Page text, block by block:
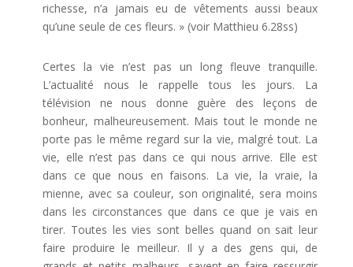
richesse, n’a jamais eu de vêtements aussi beaux
qu’une seule de ces fleurs. » (voir Matthieu 6.28ss)
Certes la vie n’est pas un long fleuve tranquille.
L’actualité nous le rappelle tous les jours. La
télévision ne nous donne guère des leçons de
bonheur, malheureusement. Mais tout le monde ne
porte pas le même regard sur la vie, malgré tout. La
vie, elle n’est pas dans ce qui nous arrive. Elle est
dans ce que nous en faisons. La vie, la vraie, la
mienne, avec sa couleur, son originalité, sera moins
dans les circonstances que dans ce que je vais en
tirer. Toutes les vies sont belles quand on sait leur
faire produire le meilleur. Il y a des gens qui, de